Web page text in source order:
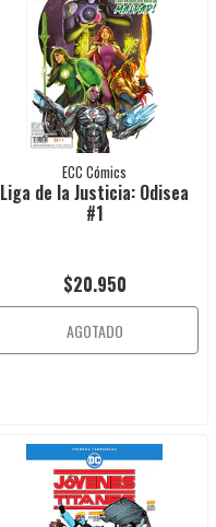
ECC Cómics
Liga de la Justicia: Odisea
#1
$20.950
AGOTADO